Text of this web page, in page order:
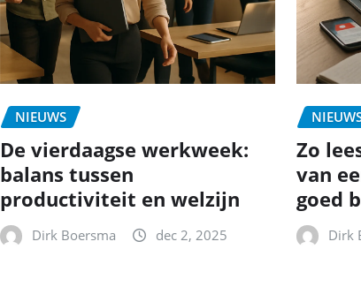
NIEUWS
De vierdaagse werkweek:
balans tussen
productiviteit en welzijn
Dirk Boersma dec 2, 2025
Zo
van
goed
Dirk